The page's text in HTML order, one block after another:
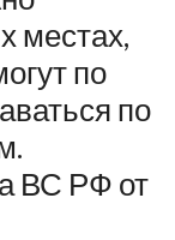
местах,
по
по
ВС РФ от